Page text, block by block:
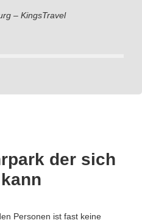
– KingsTravel
der sich
Personen ist fast keine